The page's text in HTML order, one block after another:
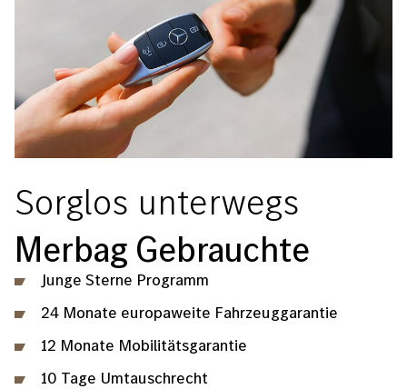
Sorglos unterwegs
Merbag Gebrauchte
Junge Sterne Programm
24 Monate europaweite Fahrzeuggarantie
12 Monate Mobilitätsgarantie
10 Tage Umtauschrecht